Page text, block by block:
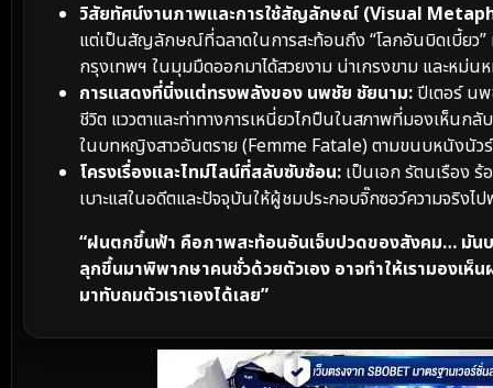
วิสัยทัศน์งานภาพและการใช้สัญลักษณ์ (Visual
แต่เป็นสัญลักษณ์ที่ฉลาดในการสะท้อนถึง “โลกอันบิดเบี้ยว
กรุงเทพฯ ในมุมมืดออกมาได้สวยงาม น่าเกรงขาม และหม่น
การแสดงที่นิ่งแต่ทรงพลังของ นพชัย ชัยนาม:ปีเตอร์ น
ชีวิต แววตาและท่าทางการเหนี่ยวไกปืนในสภาพที่มองเห็น
ในบทหญิงสาวอันตราย (Femme Fatale) ตามขนบหนังนัวร์
โครงเรื่องและไทม์ไลน์ที่สลับซับซ้อน: เป็นเอก รัตนเรือง
เบาะแสในอดีตและปัจจุบันให้ผู้ชมประกอบจิ๊กซอว์ความจริง
“ฝนตกขึ้นฟ้า คือภาพสะท้อนอันเจ็บปวดของสังคม… มัน
ลุกขึ้นมาพิพากษาคนชั่วด้วยตัวเอง อาจทำให้เรามองเ
มาทับถมตัวเราเองได้เลย”